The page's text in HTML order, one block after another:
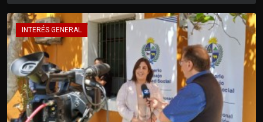
INTERÉS GENERAL